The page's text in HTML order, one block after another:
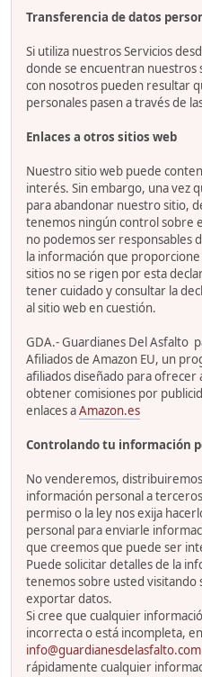
Transferencia de datos
Si utiliza nuestros Servicios
donde se encuentran nuestros
con nosotros pueden resultar
personales pasen a través de
Enlaces a otros sitios web
Nuestro sitio web puede
interés. Sin embargo, una vez
para abandonar nuestro sitio,
tenemos ningún control sobre
no podemos ser responsables
la información que
sitios no se rigen por esta
tener cuidado y consultar la
al sitio web en cuestión.
GDA.- Guardianes Del Asfalto
Afiliados de Amazon EU, un
afiliados diseñado para ofrecer
obtener comisiones por
enlaces aAmazon.es
Controlando tu información
No venderemos,
información personal a
permiso o la ley nos exija
personal para enviarle
que creemos que puede ser
Puede solicitar detalles de la
tenemos sobre usted visitando
exportar datos.
Si cree que cualquier
incorrecta o está incompleta,
info@guardianesdelasfalto.com
rápidamente cualquier